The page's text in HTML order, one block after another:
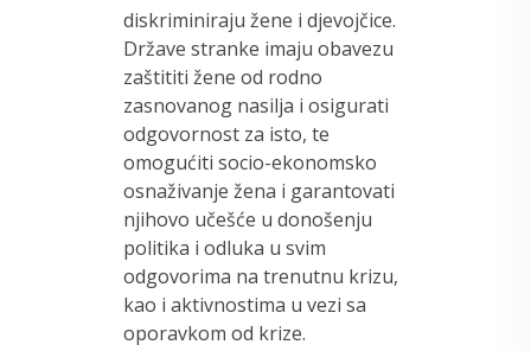
diskriminiraju žene i djevojčice.
Države stranke imaju obavezu
zaštititi žene od rodno
zasnovanog nasilja i osigurati
odgovornost za isto, te
omogućiti socio-ekonomsko
osnaživanje žena i garantovati
njihovo učešće u donošenju
politika i odluka u svim
odgovorima na trenutnu krizu,
kao i aktivnostima u vezi sa
oporavkom od krize.